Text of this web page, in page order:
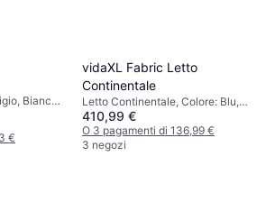
Bianco,
Materiale:
€
vidaXL Fabric Letto
Continentale
Letto Continentale, Colore: Blu,
Verde, Grigio, Beige, Marrone,
Nero, Riempimento: Schiuma,
Materiale: Tessuto, Legno,
410,99 €
O 3 pagamenti di 136,99 €
3 negozi